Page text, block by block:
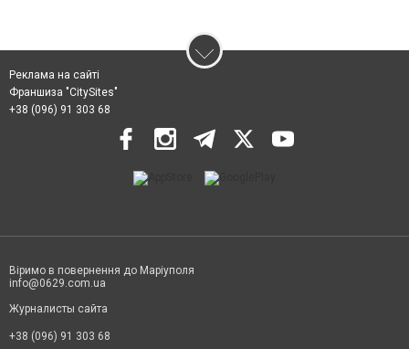
Реклама на сайті
Франшиза "CitySites"
+38 (096) 91 303 68
Віримо в повернення до Маріуполя
info@0629.com.ua
Журналисты сайта
+38 (096) 91 303 68